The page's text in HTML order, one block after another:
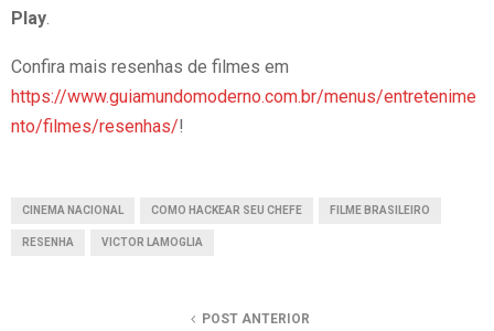
Play
Confira mais resenhas de filmes em
https://www.guiamundomoderno.com.br/menus/entretenime
nto/filmes/resenhas/!
CINEMA NACIONAL COMO HACKEAR SEU CHEFE FILME BRASILEIRO
RESENHA VICTOR LAMOGLIA
POST ANTERIOR